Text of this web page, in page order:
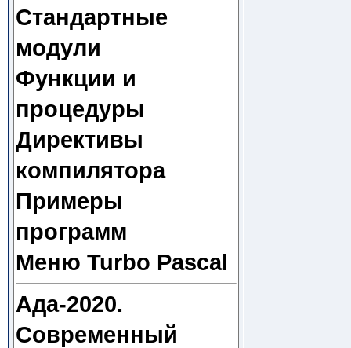
Стандартные
модули
Функции и
процедуры
Директивы
компилятора
Примеры
программ
Меню Turbo Pascal
Ада-2020.
Современный